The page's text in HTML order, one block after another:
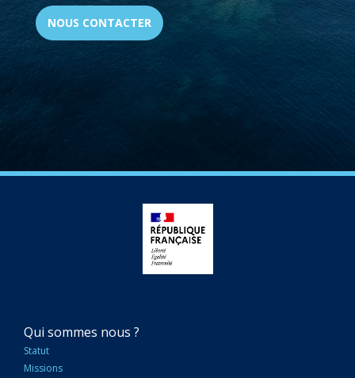
NOUS CONTACTER
NAVIGATION
PRINCIPALE
Qui sommes nous ?
Statut
Missions